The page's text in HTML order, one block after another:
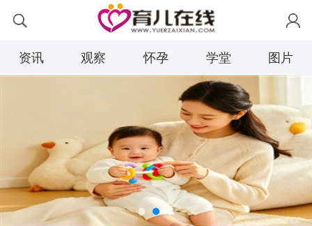
资讯 观察 怀孕 学堂 图片